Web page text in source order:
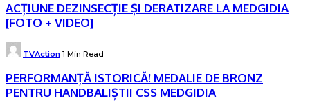
ACȚIUNE DEZINSECȚIE ȘI DERATIZARE LA MEDGIDIA
[FOTO + VIDEO]
Posted
by
TVAction 1 Min Read
PERFORMANȚĂ ISTORICĂ! MEDALIE DE BRONZ
PENTRU HANDBALIȘTII CSS MEDGIDIA